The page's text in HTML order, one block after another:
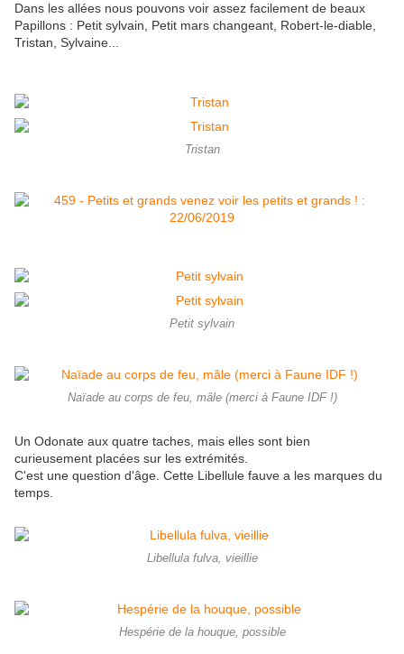
Dans les allées nous pouvons voir assez facilement de beaux
Papillons : Petit sylvain, Petit mars changeant, Robert-le-diable,
Tristan, Sylvaine...
Tristan
Petit sylvain
Naïade au corps de feu, mâle (merci à Faune IDF !)
Un Odonate aux quatre taches, mais elles sont bien
curieusement placées sur les extrémités.
C'est une question d'âge. Cette Libellule fauve a les marques du
temps.
Libellula fulva, vieillie
Hespérie de la houque, possible